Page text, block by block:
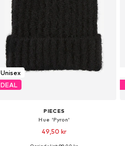
Unisex
DEAL
PIECES
Hue 'Pyron'
49,50 kr